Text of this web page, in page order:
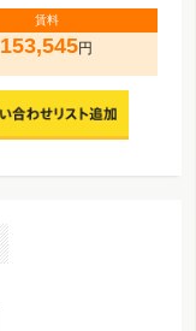
賃料
153,545円